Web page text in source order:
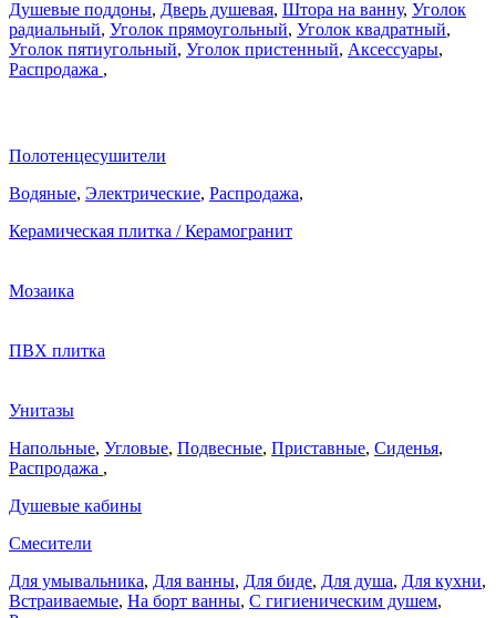
Душевые поддоны, Дверь душевая, Штора на ванну, Уголок
радиальный, Уголок прямоугольный, Уголок квадратный,
Уголок пятиугольный, Уголок пристенный, Аксессуары,
Распродажа ,
Полотенцесушители
Водяные, Электрические, Распродажа,
Керамическая плитка / Керамогранит
Мозаика
ПВХ плитка
Унитазы
Напольные, Угловые, Подвесные, Приставные, Сиденья,
Распродажа ,
Душевые кабины
Смесители
Для умывальника, Для ванны, Для биде, Для душа, Для кухни,
Встраиваемые, На борт ванны, C гигиеническим душем,